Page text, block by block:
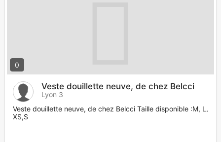
0
Veste douillette neuve, de chez Belcci
Lyon 3
Veste douillette neuve, de chez Belcci Taille disponible :M, L,
XS,S